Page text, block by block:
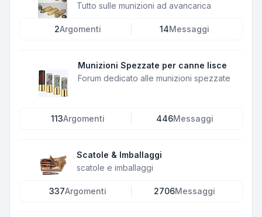
Tutto sulle munizioni ad avancarica
2Argomenti 14Messaggi
Munizioni Spezzate per canne lisce
Forum dedicato alle munizioni spezzate
113Argomenti 446Messaggi
Scatole & Imballaggi
scatole e imballaggi
337Argomenti 2706Messaggi